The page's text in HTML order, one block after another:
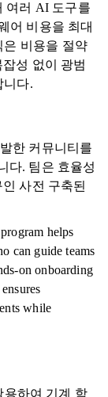
여러 AI 도구를
어 비용을 최대
은 비용을 절약
성 없이 광범
니다.
한 커뮤니티를
다. 팀은 효율성
사전 구축된
helps
can guide teams
on onboarding
while
용하여 기계 학